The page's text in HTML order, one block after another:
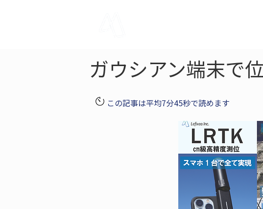
ガウシアン端末で
この記事は平均7分45秒で読めます